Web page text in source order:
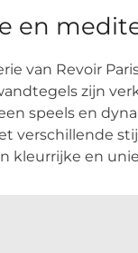
en
van Revoir
zijn
speels en
verschillende
kleurrijke en